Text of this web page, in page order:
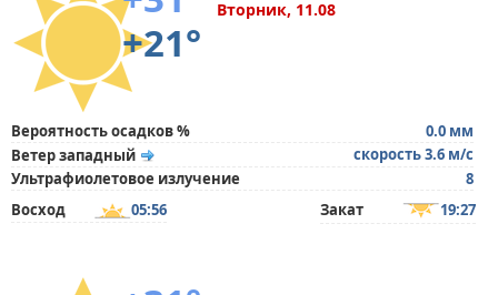
+21°
Вторник, 11.08
Вероятность осадков %
0.0 мм
Ветер западный
скорость 3.6 м/с
Ультрафиолетовое излучение
8
Восход
05:56 Закат 19:27